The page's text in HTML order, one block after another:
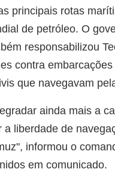
principais rotas
de petróleo. O
responsabilizou
contra
que navegavam
ainda mais a
a liberdade de
informou o
em comunicado.